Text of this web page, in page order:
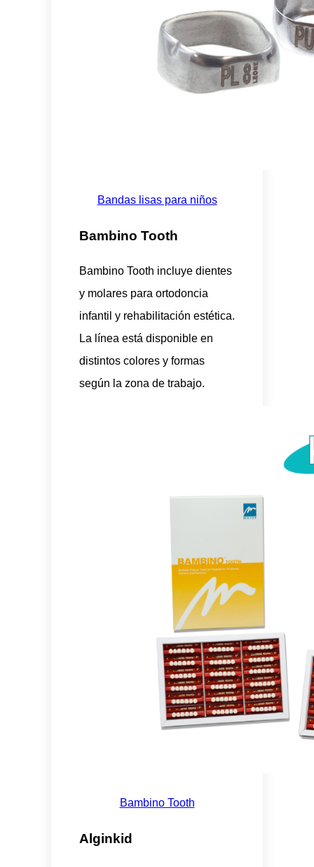
Bandas lisas para niños
Bambino Tooth
Bambino Tooth incluye dientes
y molares para ortodoncia
infantil y rehabilitación estética.
La línea está disponible en
distintos colores y formas
según la zona de trabajo.
Bambino Tooth
Alginkid